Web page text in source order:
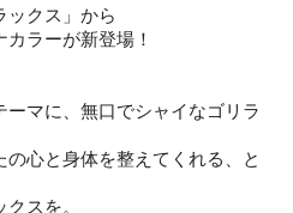
ックス」から
ラーが新登場！
ーマに、無口でシャイなゴリラ
心と身体を整えてくれる、と
スを。